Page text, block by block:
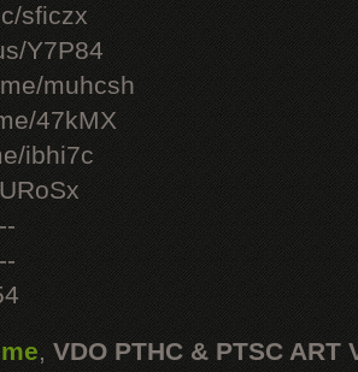
sficzx
Y7P84
muhcsh
47kMX
ibhi7c
, VDO PTHC & PTSC ART